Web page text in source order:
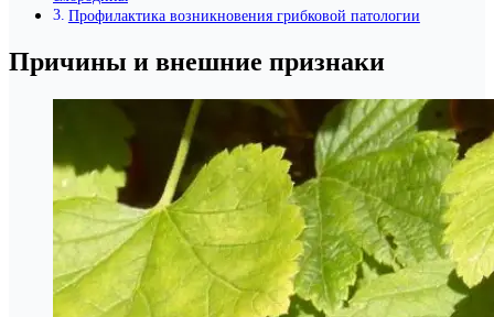
Профилактика возникновения грибковой патологии
Причины и внешние признаки